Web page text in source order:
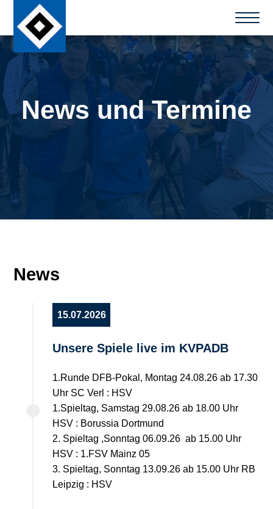
News und Termine
News
15.07.2026
Unsere Spiele live im KVPADB
1.Runde DFB-Pokal, Montag 24.08.26 ab 17.30
Uhr SC Verl : HSV
1.Spieltag, Samstag 29.08.26 ab 18.00 Uhr
HSV : Borussia Dortmund
2. Spieltag ,Sonntag 06.09.26 ab 15.00 Uhr
HSV : 1.FSV Mainz 05
3. Spieltag, Sonntag 13.09.26 ab 15.00 Uhr RB
Leipzig : HSV